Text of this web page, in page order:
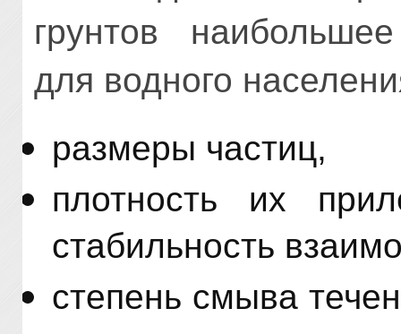
грунтов
для водного
размеры частиц,
плотность их
стабильность
степень смыва